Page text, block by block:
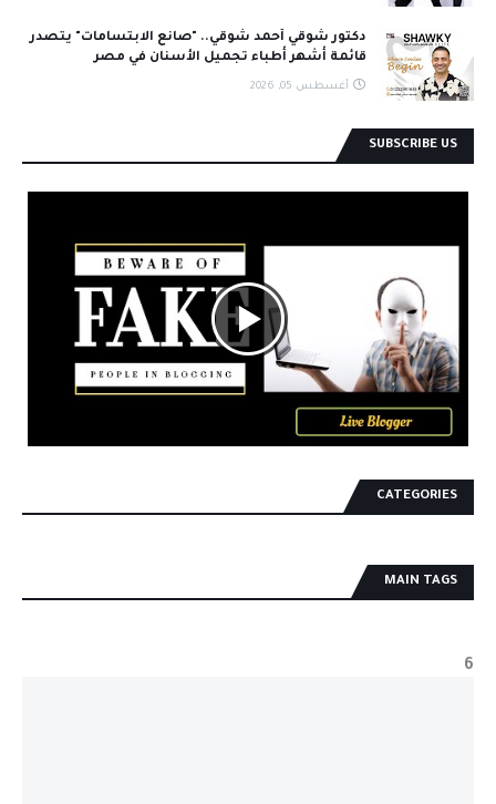
دكتور شوقي أحمد شوقي.. "صانع الابتسامات" يتصدر
قائمة أشهر أطباء تجميل الأسنان في مصر
أغسطس 05, 2026
SUBSCRIBE US
CATEGORIES
MAIN TAGS
6